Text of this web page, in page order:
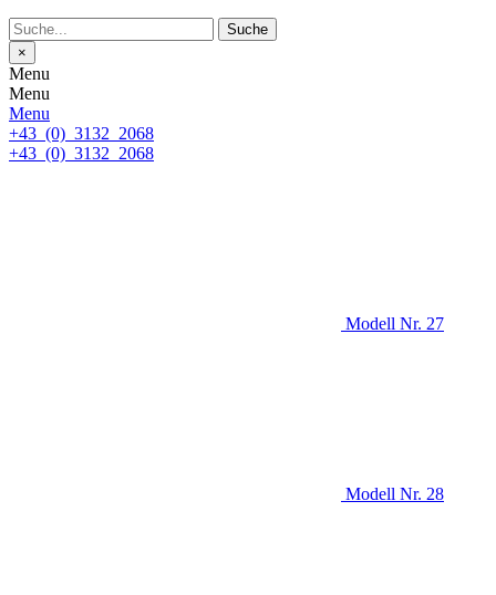
Suche
×
Menu
Menu
Menu
+43 (0) 3132 2068
+43 (0) 3132 2068
Modell Nr. 27
Modell Nr. 28